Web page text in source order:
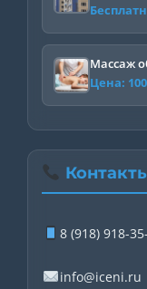
Массаж
Цена:
8 (918) 918-
info@iceni.ru